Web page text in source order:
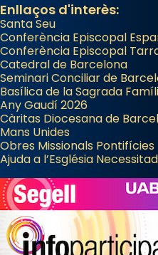
Enllaços d'interès:
Santa Seu
Conferència Episcopal
Conferència Episcopal
Catedral de Barcelona
Seminari Conciliar de
Basílica de la Sagrada
Any Gaudí 2026
Càritas Diocesana de
Mans Unides
Obres Missionals Pontifícies
Ajuda a l’Església